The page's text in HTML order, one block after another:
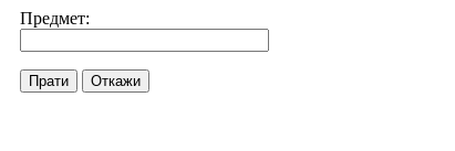
Предмет:
Прати Откажи